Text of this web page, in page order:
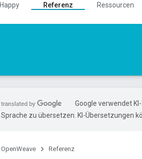
Happy Referenz Ressourcen
Google verwendet
Sprache zu übersetzen. KI-Übersetzungen
OpenWeave Referenz